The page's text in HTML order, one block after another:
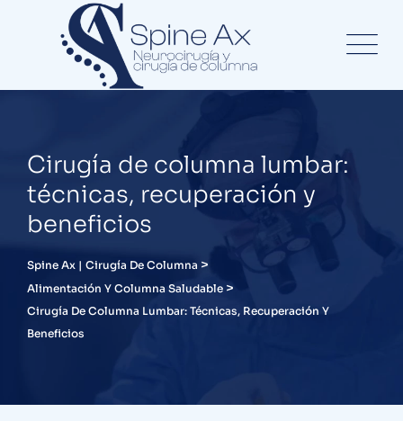
Cirugía de columna lumbar:
técnicas, recuperación y
beneficios
Spine Ax | Cirugía De Columna >
Alimentación Y Columna Saludable >
Cirugía De Columna Lumbar: Técnicas, Recuperación Y
Beneficios